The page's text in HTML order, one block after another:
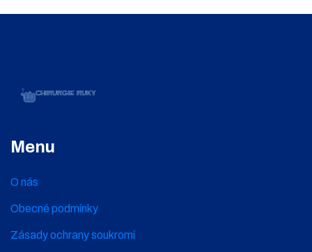
Menu
O nás
Obecné podmínky
Zásady ochrany soukromí